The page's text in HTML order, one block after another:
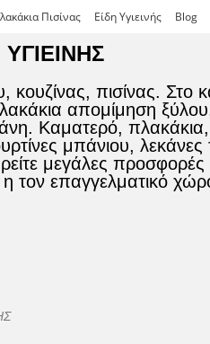
Πισίνας Είδη Υγιεινής Blog
πισίνας. Στο
απομίμηση
Καματερό, πλακάκια,
μπάνιου,
μεγάλες προσφορές
η τον επαγγελματικό